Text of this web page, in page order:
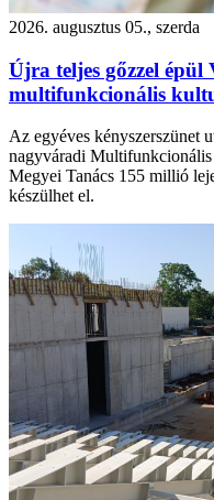
2026. augusztus 05., szerda
Újra teljes gőzzel
multifunkcionális
Az egyéves kényszerszünet
nagyváradi
Megyei Tanács 155 millió
készülhet el.